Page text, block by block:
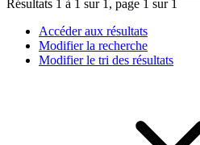
Résultats 1 à 1 sur 1, page 1 sur 1
Accéder aux résultats
Modifier la recherche
Modifier le tri des résultats